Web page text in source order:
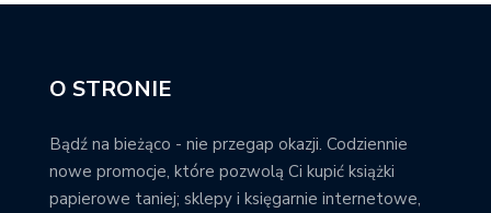
O STRONIE
Bądź na bieżąco - nie przegap okazji. Codziennie
nowe promocje, które pozwolą Ci kupić książki
papierowe taniej; sklepy i księgarnie internetowe,